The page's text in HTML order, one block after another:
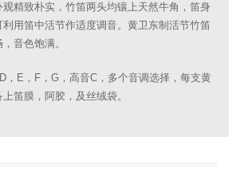
精致朴实，竹笛两头均镶上天然牛角，笛身
利用笛中活节作适度调音。黄卫东制活节竹笛
音色饱满。
，E，F，G，高音C，多个音调选择，每支黄
笛膜，阿胶，及丝绒袋。